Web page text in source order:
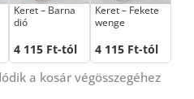
Keret – Barna
dió
4 115 Ft-tól
Keret – Fekete
wenge
4 115 Ft-tól
a kosár végösszegéhez